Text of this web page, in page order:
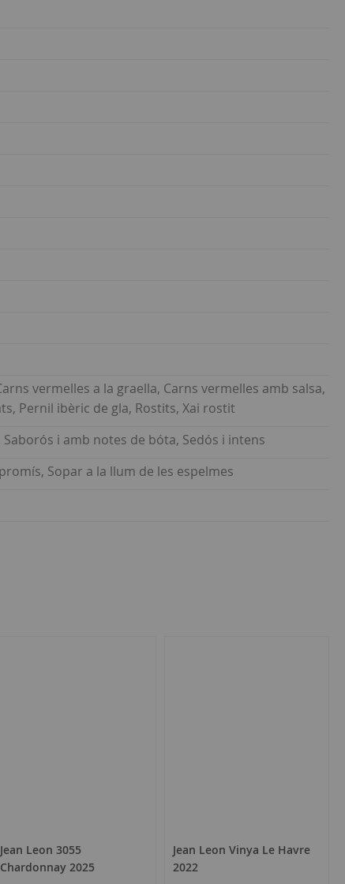
vermelles a la graella, Carns vermelles amb salsa,
Pernil ibèric de gla, Rostits, Xai rostit
i amb notes de bóta, Sedós i intens
Sopar a la llum de les espelmes
Jean Leon 3055
Chardonnay 2025
Jean Leon Vinya Le Havre
2022